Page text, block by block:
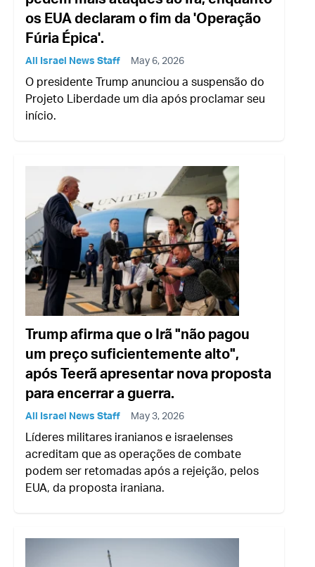
os EUA declaram o fim da 'Operação
Fúria Épica'.
All Israel News Staff May 6, 2026
O presidente Trump anunciou a suspensão do
Projeto Liberdade um dia após proclamar seu
início.
Trump afirma que o Irã "não pagou
um preço suficientemente alto",
após Teerã apresentar nova proposta
para encerrar a guerra.
All Israel News Staff May 3, 2026
Líderes militares iranianos e israelenses
acreditam que as operações de combate
podem ser retomadas após a rejeição, pelos
EUA, da proposta iraniana.